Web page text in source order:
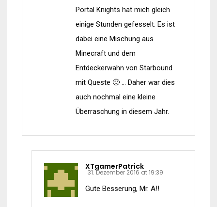
Portal Knights hat mich gleich
einige Stunden gefesselt. Es ist
dabei eine Mischung aus
Minecraft und dem
Entdeckerwahn von Starbound
mit Queste 🙂 … Daher war dies
auch nochmal eine kleine
Überraschung in diesem Jahr.
XTgamerPatrick
31. Dezember 2016 at 19:39
Gute Besserung, Mr. A!!